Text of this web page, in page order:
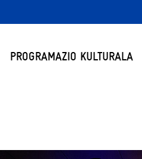
PROGRAMAZIO KULTURALA